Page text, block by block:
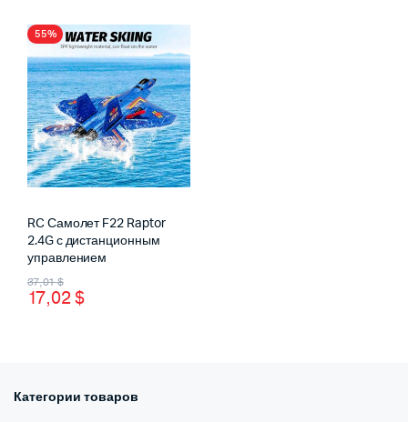
55%
RC Самолет F22 Raptor
2.4G с дистанционным
управлением
37,01$
Первоначальная
цена
17,02$
Текущая
цена:
Категории товаров